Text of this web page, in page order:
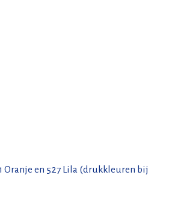
Oranje en 527 Lila (drukkleuren bij